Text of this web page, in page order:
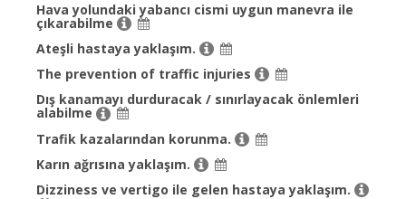
Hava yolundaki yabancı cismi uygun manevra ile
çıkarabilme
Ateşli hastaya yaklaşım.
The prevention of traffic injuries
Dış kanamayı durduracak / sınırlayacak önlemleri
alabilme
Trafik kazalarından korunma.
Karın ağrısına yaklaşım.
Dizziness ve vertigo ile gelen hastaya yaklaşım.